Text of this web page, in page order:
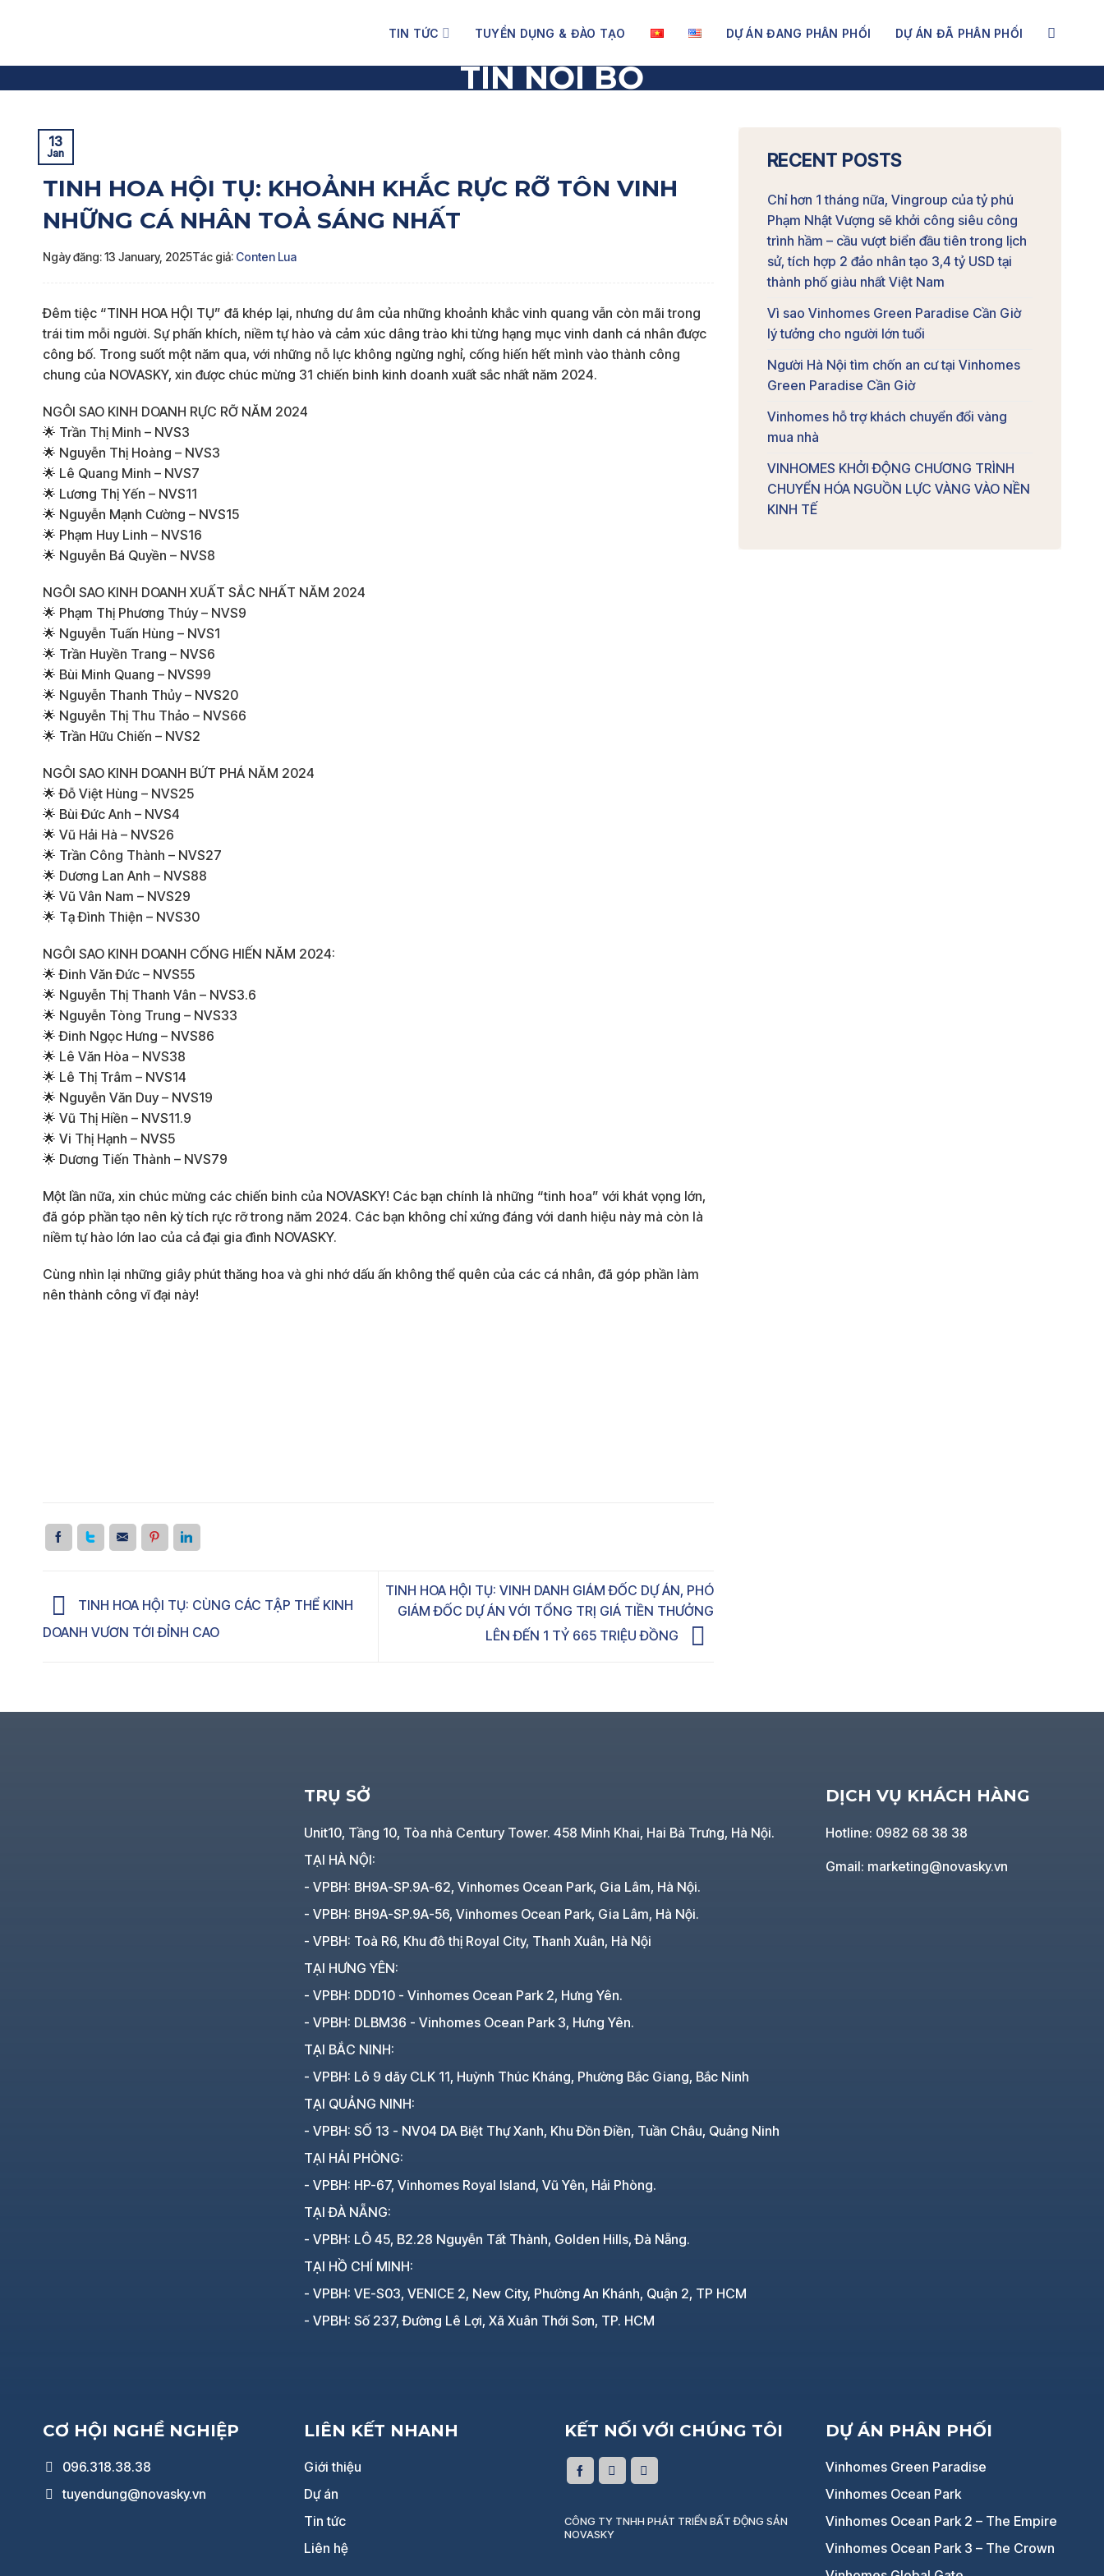
TIN TỨC TUYỂN DỤNG & ĐÀO TẠO DỰ ÁN ĐANG PHÂN PHỐI DỰ ÁN ĐÃ PHÂN PHỐI
TIN NỘI BỘ
13
Jan
TINH HOA HỘI TỤ: KHOẢNH KHẮC RỰC RỠ TÔN VINH
NHỮNG CÁ NHÂN TOẢ SÁNG NHẤT
Ngày đăng: 13 January, 2025Tác giả: Conten Lua
Đêm tiệc “TINH HOA HỘI TỤ” đã khép lại, nhưng dư âm của những khoảnh khắc vinh quang vẫn còn mãi trong
trái tim mỗi người. Sự phấn khích, niềm tự hào và cảm xúc dâng trào khi từng hạng mục vinh danh cá nhân được
công bố. Trong suốt một năm qua, với những nỗ lực không ngừng nghỉ, cống hiến hết mình vào thành công
chung của NOVASKY, xin được chúc mừng 31 chiến binh kinh doanh xuất sắc nhất năm 2024.
NGÔI SAO KINH DOANH RỰC RỠ NĂM 2024
🌟 Trần Thị Minh – NVS3
🌟 Nguyễn Thị Hoàng – NVS3
🌟 Lê Quang Minh – NVS7
🌟 Lương Thị Yến – NVS11
🌟 Nguyễn Mạnh Cường – NVS15
🌟 Phạm Huy Linh – NVS16
🌟 Nguyễn Bá Quyền – NVS8
NGÔI SAO KINH DOANH XUẤT SẮC NHẤT NĂM 2024
🌟 Phạm Thị Phương Thúy – NVS9
🌟 Nguyễn Tuấn Hùng – NVS1
🌟 Trần Huyền Trang – NVS6
🌟 Bùi Minh Quang – NVS99
🌟 Nguyễn Thanh Thủy – NVS20
🌟 Nguyễn Thị Thu Thảo – NVS66
🌟 Trần Hữu Chiến – NVS2
NGÔI SAO KINH DOANH BỨT PHÁ NĂM 2024
🌟 Đỗ Việt Hùng – NVS25
🌟 Bùi Đức Anh – NVS4
🌟 Vũ Hải Hà – NVS26
🌟 Trần Công Thành – NVS27
🌟 Dương Lan Anh – NVS88
🌟 Vũ Vân Nam – NVS29
🌟 Tạ Đình Thiện – NVS30
NGÔI SAO KINH DOANH CỐNG HIẾN NĂM 2024:
🌟 Đinh Văn Đức – NVS55
🌟 Nguyễn Thị Thanh Vân – NVS3.6
🌟 Nguyễn Tòng Trung – NVS33
🌟 Đinh Ngọc Hưng – NVS86
🌟 Lê Văn Hòa – NVS38
🌟 Lê Thị Trâm – NVS14
🌟 Nguyễn Văn Duy – NVS19
🌟 Vũ Thị Hiền – NVS11.9
🌟 Vi Thị Hạnh – NVS5
🌟 Dương Tiến Thành – NVS79
Một lần nữa, xin chúc mừng các chiến binh của NOVASKY! Các bạn chính là những “tinh hoa” với khát vọng lớn,
đã góp phần tạo nên kỳ tích rực rỡ trong năm 2024. Các bạn không chỉ xứng đáng với danh hiệu này mà còn là
niềm tự hào lớn lao của cả đại gia đình NOVASKY.
Cùng nhìn lại những giây phút thăng hoa và ghi nhớ dấu ấn không thể quên của các cá nhân, đã góp phần làm
nên thành công vĩ đại này!
TINH HOA HỘI TỤ: CÙNG CÁC TẬP THỂ KINH
DOANH VƯƠN TỚI ĐỈNH CAO
TINH HOA HỘI TỤ: VINH DANH GIÁM ĐỐC DỰ ÁN, PHÓ
GIÁM ĐỐC DỰ ÁN VỚI TỔNG TRỊ GIÁ TIỀN THƯỞNG
LÊN ĐẾN 1 TỶ 665 TRIỆU ĐỒNG
RECENT POSTS
Chỉ hơn 1 tháng nữa, Vingroup của tỷ phú
Phạm Nhật Vượng sẽ khởi công siêu công
trình hầm – cầu vượt biển đầu tiên trong lịch
sử, tích hợp 2 đảo nhân tạo 3,4 tỷ USD tại
thành phố giàu nhất Việt Nam
Vì sao Vinhomes Green Paradise Cần Giờ
lý tưởng cho người lớn tuổi
Người Hà Nội tìm chốn an cư tại Vinhomes
Green Paradise Cần Giờ
Vinhomes hỗ trợ khách chuyển đổi vàng
mua nhà
VINHOMES KHỞI ĐỘNG CHƯƠNG TRÌNH
CHUYỂN HÓA NGUỒN LỰC VÀNG VÀO NỀN
KINH TẾ
TRỤ SỞ
Unit10, Tầng 10, Tòa nhà Century Tower. 458 Minh Khai, Hai Bà Trưng, Hà Nội.
TẠI HÀ NỘI:
- VPBH: BH9A-SP.9A-62, Vinhomes Ocean Park, Gia Lâm, Hà Nội.
- VPBH: BH9A-SP.9A-56, Vinhomes Ocean Park, Gia Lâm, Hà Nội.
- VPBH: Toà R6, Khu đô thị Royal City, Thanh Xuân, Hà Nội
TẠI HƯNG YÊN:
- VPBH: DDD10 - Vinhomes Ocean Park 2, Hưng Yên.
- VPBH: DLBM36 - Vinhomes Ocean Park 3, Hưng Yên.
TẠI BẮC NINH:
- VPBH: Lô 9 dãy CLK 11, Huỳnh Thúc Kháng, Phường Bắc Giang, Bắc Ninh
TẠI QUẢNG NINH:
- VPBH: SỐ 13 - NV04 DA Biệt Thự Xanh, Khu Đồn Điền, Tuần Châu, Quảng Ninh
TẠI HẢI PHÒNG:
- VPBH: HP-67, Vinhomes Royal Island, Vũ Yên, Hải Phòng.
TẠI ĐÀ NẴNG:
- VPBH: LÔ 45, B2.28 Nguyễn Tất Thành, Golden Hills, Đà Nẵng.
TẠI HỒ CHÍ MINH:
- VPBH: VE-S03, VENICE 2, New City, Phường An Khánh, Quận 2, TP HCM
- VPBH: Số 237, Đường Lê Lợi, Xã Xuân Thới Sơn, TP. HCM
DỊCH VỤ KHÁCH HÀNG
Hotline: 0982 68 38 38
Gmail: marketing@novasky.vn
CƠ HỘI NGHỀ NGHIỆP
096.318.38.38
tuyendung@novasky.vn
LIÊN KẾT NHANH
Giới thiệu
Dự án
Tin tức
Liên hệ
KẾT NỐI VỚI CHÚNG TÔI
CÔNG TY TNHH PHÁT TRIỂN BẤT ĐỘNG SẢN
NOVASKY
DỰ ÁN PHÂN PHỐI
Vinhomes Green Paradise
Vinhomes Ocean Park
Vinhomes Ocean Park 2 – The Empire
Vinhomes Ocean Park 3 – The Crown